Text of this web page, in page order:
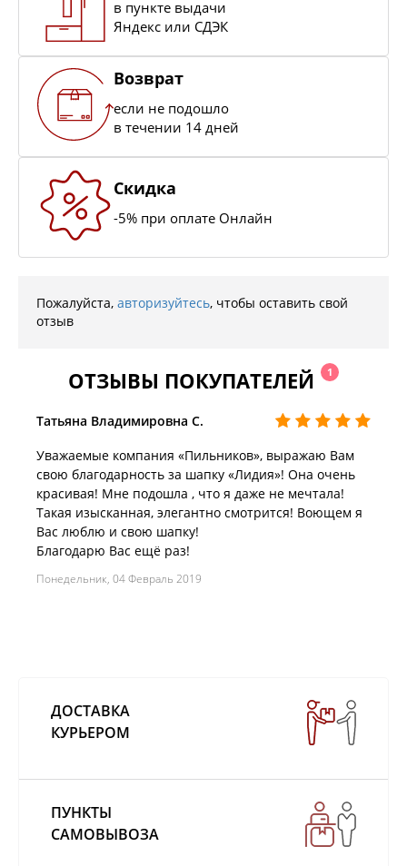
в пункте выдачи
Яндекс или СДЭК
Возврат
если не подошло
в течении 14 дней
Скидка
-5% при оплате Онлайн
Пожалуйста, авторизуйтесь, чтобы оставить свой
отзыв
ОТЗЫВЫ ПОКУПАТЕЛЕЙ 1
Татьяна Владимировна С.
Уважаемые компания «Пильников», выражаю Вам
свою благодарность за шапку «Лидия»! Она очень
красивая! Мне подошла , что я даже не мечтала!
Такая изысканная, элегантно смотрится! Воющем я
Вас люблю и свою шапку!
Благодарю Вас ещё раз!
Понедельник, 04 Февраль 2019
ДОСТАВКА
КУРЬЕРОМ
ПУНКТЫ
САМОВЫВОЗА